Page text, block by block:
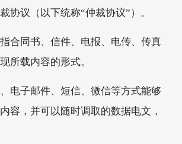
协议（以下统称“仲裁协议”）。
合同书、信件、电报、电传、传真
所载内容的形式。
电子邮件、短信、微信等方式能够
容，并可以随时调取的数据电文，